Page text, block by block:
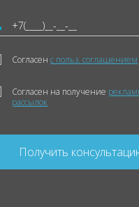
Согласенс польз. соглашением
Согласен на получение
рассылок
Получить